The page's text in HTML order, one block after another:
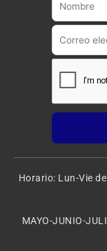
Horario: Lun-Vie
MAYO-JUNIO-